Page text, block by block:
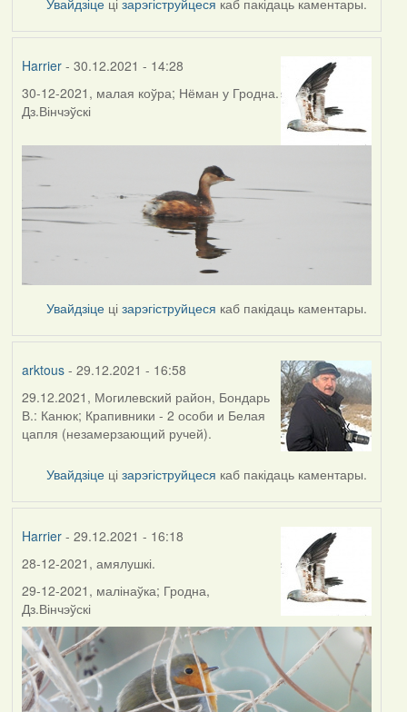
Увайдзіце цізарэгіструйцеся каб пакідаць каментары.
Harrier- 30.12.2021 - 14:28
30-12-2021, малая коўра; Нёман у Гродна.
Дз.Вінчэўскі
Увайдзіце цізарэгіструйцеся каб пакідаць каментары.
arktous- 29.12.2021 - 16:58
29.12.2021, Могилевский район, Бондарь
В.: Канюк; Крапивники - 2 особи и Белая
цапля (незамерзающий ручей).
Увайдзіце цізарэгіструйцеся каб пакідаць каментары.
Harrier- 29.12.2021 - 16:18
28-12-2021, амялушкі.
29-12-2021, малінаўка; Гродна,
Дз.Вінчэўскі